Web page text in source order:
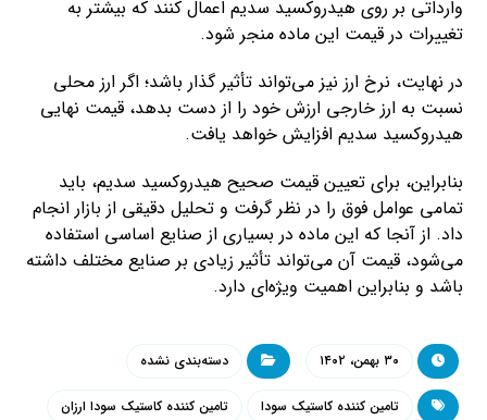
وارداتی بر روی هیدروکسید سدیم اعمال کنند که بیشتر به
تغییرات در قیمت این ماده منجر شود.
در نهایت، نرخ ارز نیز می‌تواند تأثیر گذار باشد؛ اگر ارز محلی
نسبت به ارز خارجی ارزش خود را از دست بدهد، قیمت نهایی
هیدروکسید سدیم افزایش خواهد یافت.
بنابراین، برای تعیین قیمت صحیح هیدروکسید سدیم، باید
تمامی عوامل فوق را در نظر گرفت و تحلیل دقیقی از بازار انجام
داد. از آنجا که این ماده در بسیاری از صنایع اساسی استفاده
می‌شود، قیمت آن می‌تواند تأثیر زیادی بر صنایع مختلف داشته
باشد و بنابراین اهمیت ویژه‌ای دارد.
۳۰ بهمن، ۱۴۰۲ دسته‌بندی نشده
تامین کننده کاستیک سودا تامین کننده کاستیک سودا ارزان